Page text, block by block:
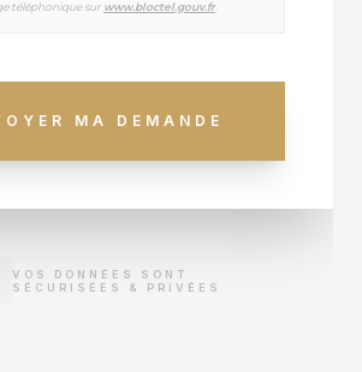
téléphonique sur www.bloctel.gouv.fr.
MA DEMANDE
VOS DONNÉES SONT
SÉCURISÉES & PRIVÉES